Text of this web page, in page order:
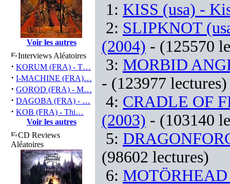
Voir les autres
Interviews Aléatoires
· KORUM (FRA) - T…
· I-MACHINE (FRA)…
· GOROD (FRA) - M…
· DAGOBA (FRA) - …
· KOB (FRA) - Thi…
Voir les autres
CD Reviews
Aléatoires
1: KISS (usa) -
2: SLIPKNOT
(2004) - (125570
3: MORBID
- (123977 lectures)
4: CRADLE OF
(2003) - (103140
5:
(98602 lectures)
6: